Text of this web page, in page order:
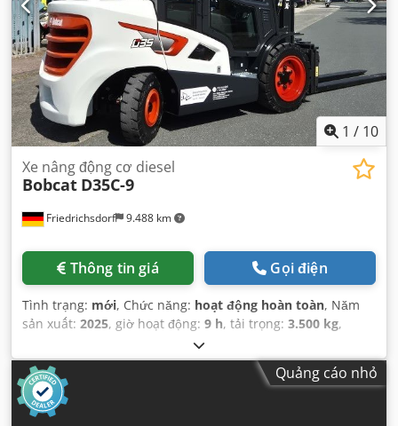
1 / 10
Friedrichsdorf 9.488 km
Xe nâng động cơ diesel
Bobcat D35C-9
Thông tin giá Gọi điện
Tình trạng: mới, Chức năng: hoạt động hoàn toàn, Năm
sản xuất: 2025, giờ hoạt động: 9 h, tải trọng: 3.500 kg,
, nâng tự do:
nhiên liệu:diesel, loại cột:triplex, chiều cao xây dựng:
2.180 mm
45 kW (61,18 mã lực), chiều rộng giá
đỡ càng nâng:
lượng không tải:
Quảng cáo nhỏ